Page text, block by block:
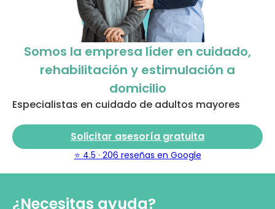
Somos la empresa líder en cuidado,
rehabilitación y estimulación a
domicilio
Especialistas en cuidado de adultos mayores
Solicitar asesoría gratuita
⭐ 4.5 · 206 reseñas en Google
¿Necesitas ayuda?